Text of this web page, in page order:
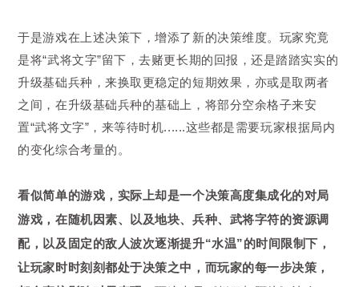
于是游戏在上述决策下，增添了新的决策维度。玩家究竟
是将“武将文字”留下，去赌更长期的回报，还是踏踏实实的
升级基础兵种，来换取更稳定的短期效果，亦或是取两者
之间，在升级基础兵种的基础上，将部分空余格子来安
置“武将文字”，来等待时机......这些都是需要玩家根据局内
的变化综合考量的。
看似简单的游戏，实际上却是一个决策高度集成化的对局
游戏，在随机因素、以及地块、兵种、武将字符的资源调
配，以及固定的敌人波次逐渐提升“水温”的时间限制下，
让玩家时时刻刻都处于决策之中，而玩家的每一步决策，